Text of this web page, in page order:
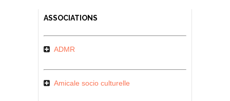
ASSOCIATIONS
ADMR
Amicale socio culturelle